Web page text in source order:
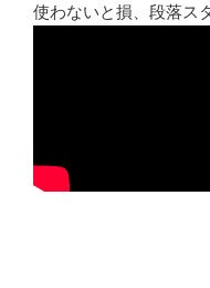
使わないと損、段落ス